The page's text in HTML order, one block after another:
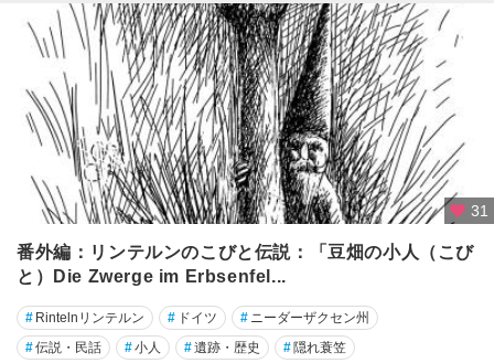
エ
ル
州
31
番外編：リンテルンのこびと伝説：「豆畑の小人（こび
と）Die Zwerge im Erbsenfel...
# Rintelnリンテルン # ドイツ # ニーダーザクセン州
#伝説・民話 #小人 #遺跡・歴史 # 隠れ蓑笠